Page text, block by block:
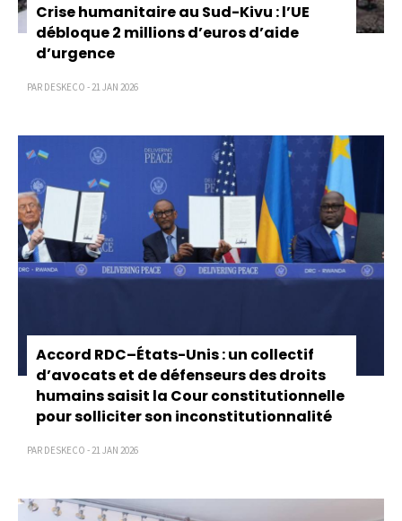
Crise humanitaire au Sud-Kivu : l’UE
débloque 2 millions d’euros d’aide
d’urgence
PAR DESKECO - 21 JAN 2026
Accord RDC–États-Unis : un collectif
d’avocats et de défenseurs des droits
humains saisit la Cour constitutionnelle
pour solliciter son inconstitutionnalité
PAR DESKECO - 21 JAN 2026